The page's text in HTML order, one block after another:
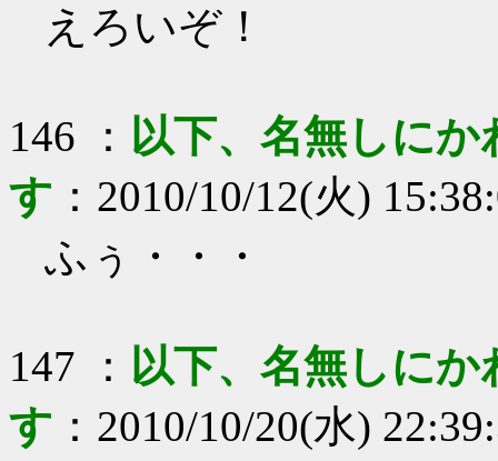
えろいぞ！
146 ： 以下、名無しに
す ： 2010/10/12(火)
ふぅ・・・
147 ： 以下、名無しに
す ： 2010/10/20(水)